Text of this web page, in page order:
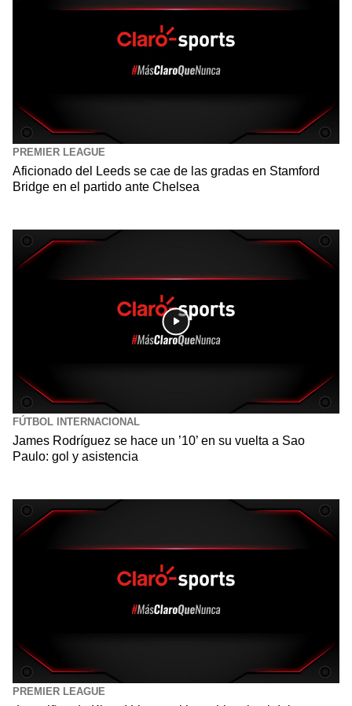
PREMIER LEAGUE
Aficionado del Leeds se cae de las gradas en Stamford
Bridge en el partido ante Chelsea
FÚTBOL INTERNACIONAL
James Rodríguez se hace un ’10’ en su vuelta a Sao
Paulo: gol y asistencia
PREMIER LEAGUE